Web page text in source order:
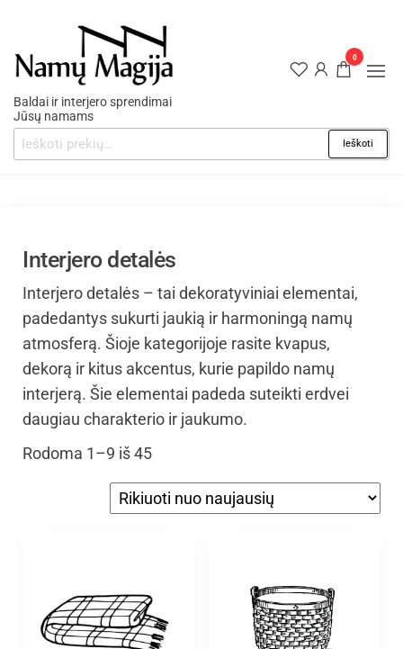
Baldai ir interjero sprendimai
Jūsų namams
Ieškoti
0
Interjero detalės
Interjero detalės – tai dekoratyviniai elementai,
padedantys sukurti jaukią ir harmoningą namų
atmosferą. Šioje kategorijoje rasite kvapus,
dekorą ir kitus akcentus, kurie papildo namų
interjerą. Šie elementai padeda suteikti erdvei
daugiau charakterio ir jaukumo.
Rodoma 1–9 iš 45